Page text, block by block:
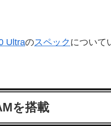
Ultraのスペック について
を搭載